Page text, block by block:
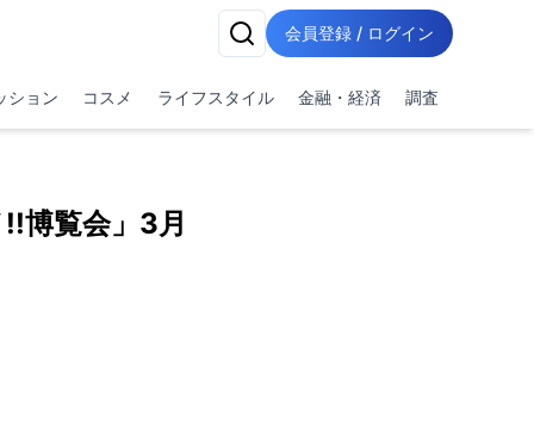
会員登録 / ログイン
ション コスメ ライフスタイル 金融・経済 調査
博覧会」3月